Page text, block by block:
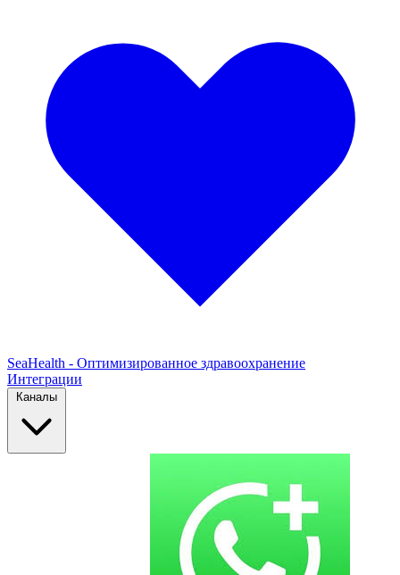
SeaHealth - Оптимизированное здравоохранение
Интеграции
Каналы